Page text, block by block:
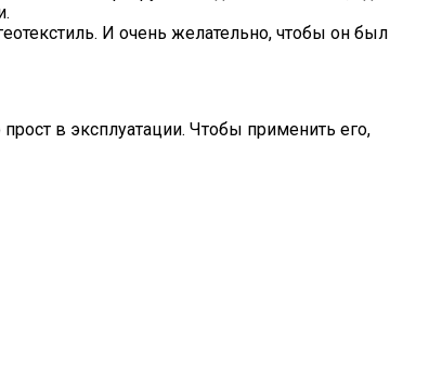
И очень желательно, чтобы он был
в эксплуатации. Чтобы применить его,